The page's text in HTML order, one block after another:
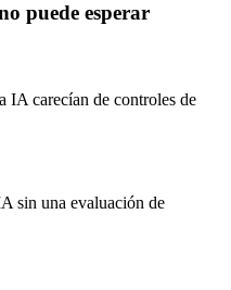
puede esperar
IA carecían de controles de
sin una evaluación de